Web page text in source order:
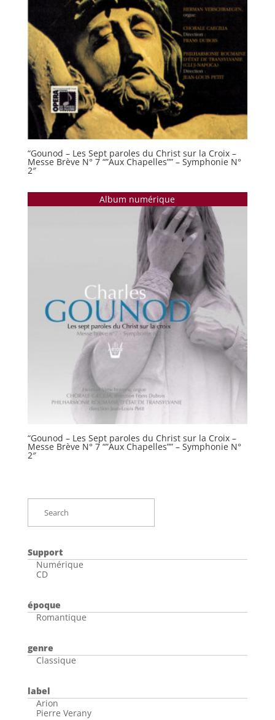
“Gounod – Les Sept paroles du Christ sur la Croix –
Messe Brève N° 7 “”Aux Chapelles”” – Symphonie N°
2″
Album numérique
“Gounod – Les Sept paroles du Christ sur la Croix –
Messe Brève N° 7 “”Aux Chapelles”” – Symphonie N°
2″
Support
Numérique
CD
époque
Romantique
genre
Classique
label
Arion
Pierre Verany